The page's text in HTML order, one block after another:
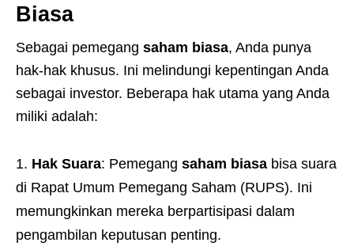
Biasa
Sebagai pemegang saham biasa, Anda punya
hak-hak khusus. Ini melindungi kepentingan Anda
sebagai investor. Beberapa hak utama yang Anda
miliki adalah:
Hak Suara: Pemegang saham biasa bisa suara
di Rapat Umum Pemegang Saham (RUPS). Ini
memungkinkan mereka berpartisipasi dalam
pengambilan keputusan penting.